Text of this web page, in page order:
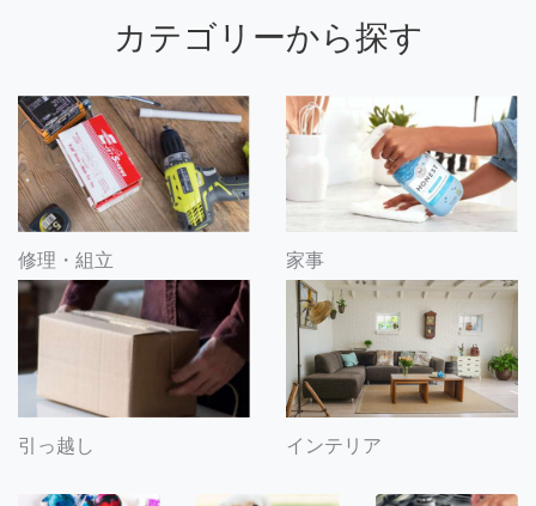
カテゴリーから探す
修理・組立 家事
引っ越し インテリア